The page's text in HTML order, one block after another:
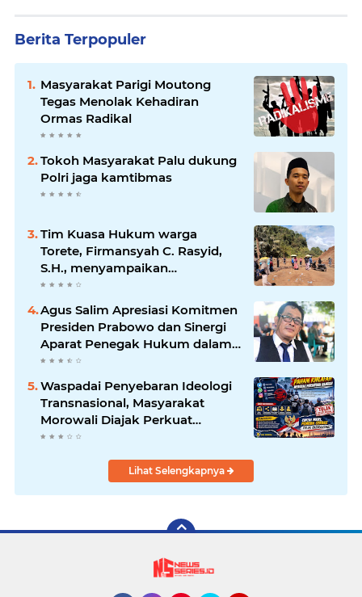
Berita Terpopuler
Masyarakat Parigi Moutong
Tegas Menolak Kehadiran
Ormas Radikal
Tokoh Masyarakat Palu dukung
Polri jaga kamtibmas
Tim Kuasa Hukum warga
Torete, Firmansyah C. Rasyid,
S.H., menyampaikan
permohonan maaf atas
berkembang di ruang publik
Agus Salim Apresiasi Komitmen
Presiden Prabowo dan Sinergi
Aparat Penegak Hukum dalam
Pemberantasan Korupsi
Waspadai Penyebaran Ideologi
Transnasional, Masyarakat
Morowali Diajak Perkuat
Persatuan dan Wawasan
Lihat Selengkapnya